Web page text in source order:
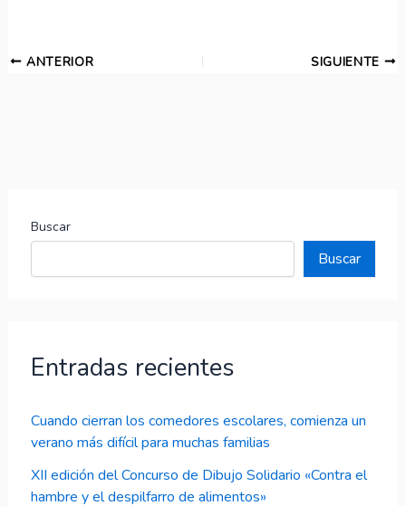
ANTERIOR SIGUIENTE
Buscar
Buscar
Entradas recientes
Cuando cierran los comedores escolares, comienza un
verano más difícil para muchas familias
XII edición del Concurso de Dibujo Solidario «Contra el
hambre y el despilfarro de alimentos»